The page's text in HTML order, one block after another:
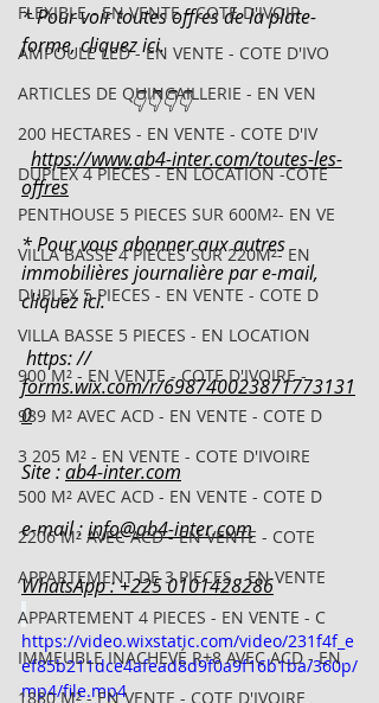
FLEXIBLE - EN VENTE - COTE D'IVOIR
AMPOULE LED - EN VENTE - COTE D'IVO
ARTICLES DE QUINCAILLERIE - EN VEN
200 HECTARES - EN VENTE - COTE D'IV
DUPLEX 4 PIECES - EN LOCATION -COTE
PENTHOUSE 5 PIECES SUR 600M²- EN VE
VILLA BASSE 4 PIECES SUR 220M²- EN
DUPLEX 5 PIECES - EN VENTE - COTE D
VILLA BASSE 5 PIECES - EN LOCATION
900 M² - EN VENTE - COTE D'IVOIRE -
989 M² AVEC ACD - EN VENTE - COTE D
3 205 M² - EN VENTE - COTE D'IVOIRE
500 M² AVEC ACD - EN VENTE - COTE D
2206 M² AVEC ACD - EN VENTE - COTE
APPARTEMENT DE 3 PIECES - EN VENTE
APPARTEMENT 4 PIECES - EN VENTE - C
IMMEUBLE INACHEVÉ R+8 AVEC ACD - EN
1880 M² - EN VENTE - COTE D'IVOIRE
* Pour voir toutes offres de la plate-
forme, cliquez ici.
👇👇👇👇
https://www.ab4-inter.com/toutes-les-
offres
* Pour vous abonner aux autres
immobilières journalière par e-mail,
cliquez ici.
https: //
forms.wix.com/r/698740023871773131
0
Site : ab4-inter.com
e-mail : info@ab4-inter.com
WhatsApp : +225 0101428286
https://video.wixstatic.com/video/231f4f_e
ef85b211dce4afead8d9f0a9f16b1ba/360p/
mp4/file.mp4